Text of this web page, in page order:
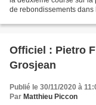
de rebondissements
Officiel : Pietro
Grosjean
Publié le 30/11/2020 à
Par Matthieu Piccon